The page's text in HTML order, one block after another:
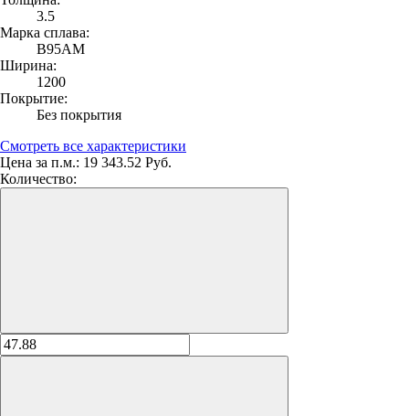
3.5
Марка сплава:
В95АМ
Ширина:
1200
Покрытие:
Без покрытия
Смотреть все характеристики
Цена за п.м.: 19 343.52 Руб.
Количество: